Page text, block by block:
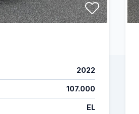
2022
107.000
EL